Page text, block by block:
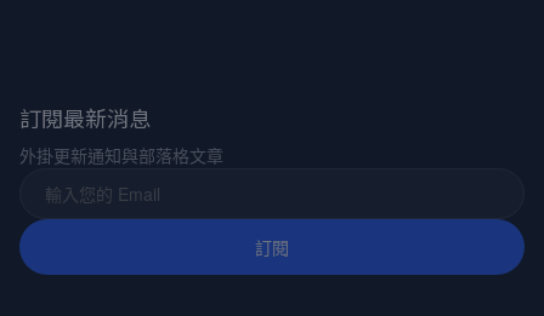
訂閱最新消息
外掛更新通知與部落格文章